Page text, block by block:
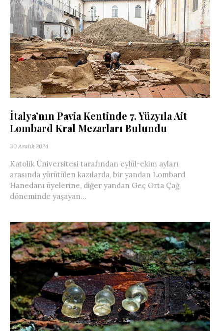
İtalya’nın Pavia Kentinde 7. Yüzyıla Ait
Lombard Kral Mezarları Bulundu
30 Aralık 2024
Katolik Üniversitesi tarafından eylül-ekim ayları
arasında yürütülen kazılarda, bir yandan Lombard
Hanedanı üyelerine, diğer yandan Geç Orta Çağ
döneminde yaşayan...